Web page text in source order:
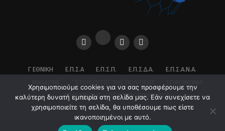
Γ ΕΘΝΙΚΉ Ε.Π.Σ.Α Ε.Π.Σ.Π. Ε.Π.Σ.Δ.Α.
Ε.Π.Σ.Α.Ν.Α.
ΌΡΟΙ ΧΡΉΣΗΣ – ΠΟΛΙΤΙΚΉ ΑΠΟΡΡΉΤΟΥ
Χρησιμοποιούμε cookies για να σας προσφέρουμε την
καλύτερη δυνατή εμπειρία στη σελίδα μας. Εάν συνεχίσετε να
χρησιμοποιείτε τη σελίδα, θα υποθέσουμε πως είστε
ικανοποιημένοι με αυτό.